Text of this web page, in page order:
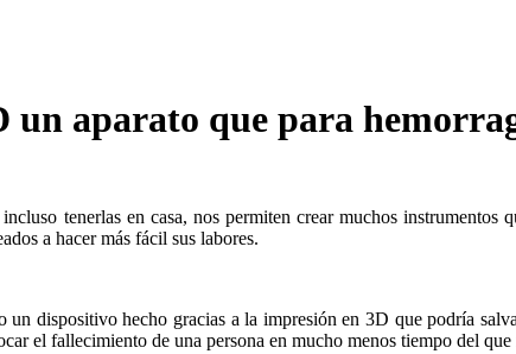
un aparato que para
tenerlas en casa, nos permiten crear muchos
a hacer más fácil sus labores.
un dispositivo hecho gracias a la impresión en 3D que podría
el fallecimiento de una persona en mucho menos tiempo del